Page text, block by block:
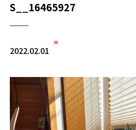
S__16465927
2022.02.01